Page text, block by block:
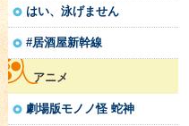
はい、泳げません
#居酒屋新幹線
アニメ
劇場版モノノ怪 蛇神